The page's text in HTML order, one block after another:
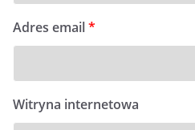
Adres email*
Witryna internetowa